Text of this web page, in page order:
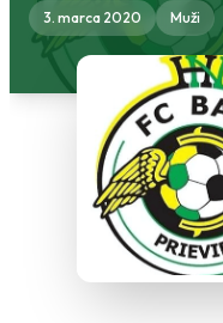
3. marca 2020 Muži